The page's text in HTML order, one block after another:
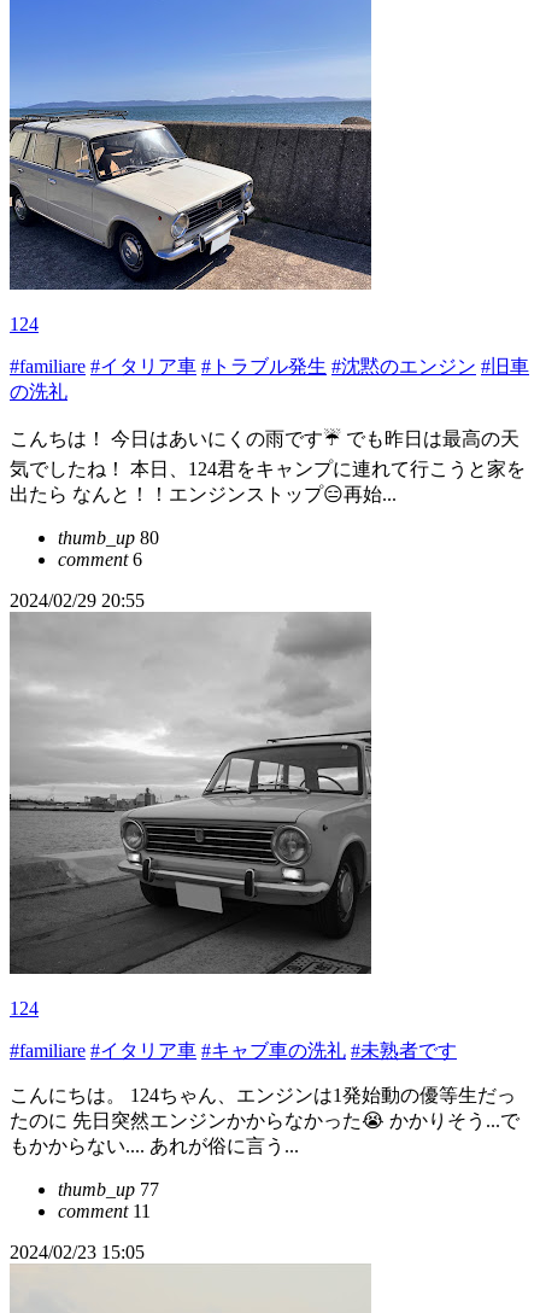
124
#familiare #イタリア車 #トラブル発生 #沈黙のエンジン #旧車
の洗礼
こんちは！ 今日はあいにくの雨です☔ でも昨日は最高の天
気でしたね！ 本日、124君をキャンプに連れて行こうと家を
出たら なんと！！エンジンストップ😑再始...
thumb_up 80
comment6
2024/02/29 20:55
124
#familiare #イタリア車 #キャブ車の洗礼 #未熟者です
こんにちは。 124ちゃん、エンジンは1発始動の優等生だっ
たのに 先日突然エンジンかからなかった😭 かかりそう...で
もかからない.... あれが俗に言う...
thumb_up 77
comment11
2024/02/23 15:05